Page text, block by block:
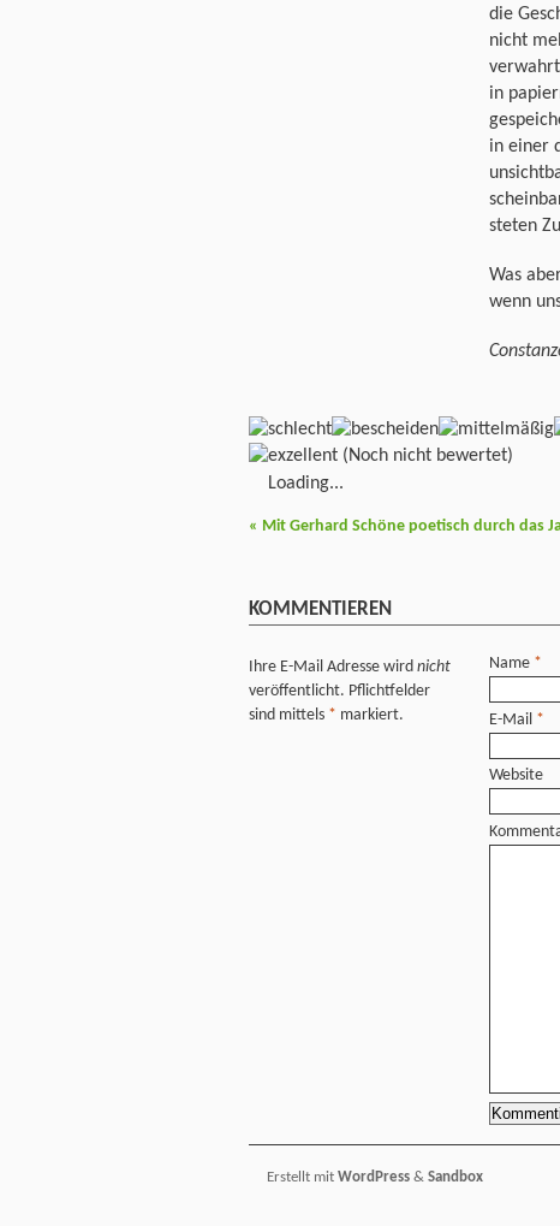
die
nicht
verwahrt
in
in einer
steten
Was
wenn
(Noch nicht bewertet)
Loading...
« Mit Gerhard Schöne poetisch durch das
KOMMENTIEREN
Ihre E-Mail Adresse wird nicht
veröffentlicht. Pflichtfelder
sind mittels * markiert.
Name *
E-Mail *
Website
Erstellt mit WordPress & Sandbox